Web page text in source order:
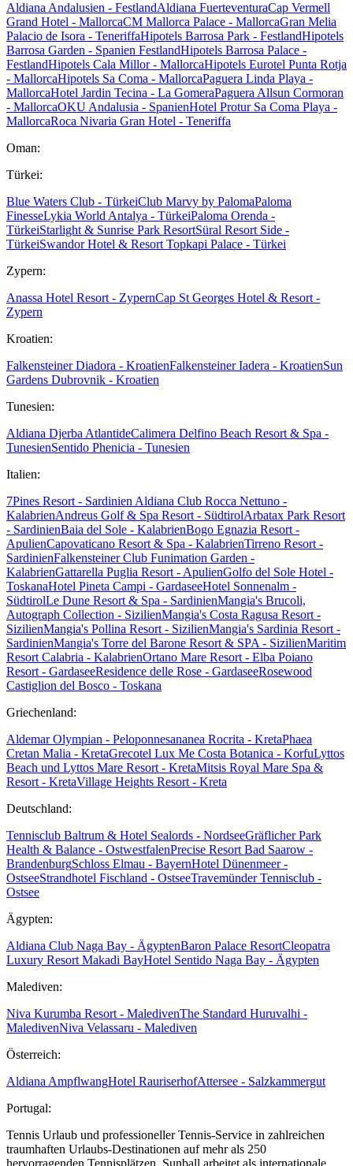
Aldiana Andalusien - FestlandAldiana FuerteventuraCap Vermell
Grand Hotel - MallorcaCM Mallorca Palace - MallorcaGran Melia
Palacio de Isora - TeneriffaHipotels Barrosa Park - FestlandHipotels
Barrosa Garden - Spanien FestlandHipotels Barrosa Palace -
FestlandHipotels Cala Millor - MallorcaHipotels Eurotel Punta Rotja
- MallorcaHipotels Sa Coma - MallorcaPaguera Linda Playa -
MallorcaHotel Jardin Tecina - La GomeraPaguera Allsun Cormoran
- MallorcaOKU Andalusia - SpanienHotel Protur Sa Coma Playa -
MallorcaRoca Nivaria Gran Hotel - Teneriffa
Oman:
Türkei:
Blue Waters Club - TürkeiClub Marvy by PalomaPaloma
FinesseLykia World Antalya - TürkeiPaloma Orenda -
TürkeiStarlight & Sunrise Park ResortSüral Resort Side -
TürkeiSwandor Hotel & Resort Topkapi Palace - Türkei
Zypern:
Anassa Hotel Resort - ZypernCap St Georges Hotel & Resort -
Zypern
Kroatien:
Falkensteiner Diadora - KroatienFalkensteiner Iadera - KroatienSun
Gardens Dubrovnik - Kroatien
Tunesien:
Aldiana Djerba AtlantideCalimera Delfino Beach Resort & Spa -
TunesienSentido Phenicia - Tunesien
Italien:
7Pines Resort - Sardinien Aldiana Club Rocca Nettuno -
KalabrienAndreus Golf & Spa Resort - SüdtirolArbatax Park Resort
- SardinienBaia del Sole - KalabrienBogo Egnazia Resort -
ApulienCapovaticano Resort & Spa - KalabrienTirreno Resort -
SardinienFalkensteiner Club Funimation Garden -
KalabrienGattarella Puglia Resort - ApulienGolfo del Sole Hotel -
ToskanaHotel Pineta Campi - GardaseeHotel Sonnenalm -
SüdtirolLe Dune Resort & Spa - SardinienMangia's Brucoli,
Autograph Collection - SizilienMangia's Costa Ragusa Resort -
SizilienMangia's Pollina Resort - SizilienMangia's Sardinia Resort -
SardinienMangia's Torre del Barone Resort & SPA - SizilienMaritim
Resort Calabria - KalabrienOrtano Mare Resort - Elba Poiano
Resort - GardaseeResidence delle Rose - GardaseeRosewood
Castiglion del Bosco - Toskana
Griechenland:
Aldemar Olympian - Peloponnesananea Rocrita - KretaPhaea
Cretan Malia - KretaGrecotel Lux Me Costa Botanica - KorfuLyttos
Beach und Lyttos Mare Resort - KretaMitsis Royal Mare Spa &
Resort - KretaVillage Heights Resort - Kreta
Deutschland:
Tennisclub Baltrum & Hotel Sealords - NordseeGräflicher Park
Health & Balance - OstwestfalenPrecise Resort Bad Saarow -
BrandenburgSchloss Elmau - BayernHotel Dünenmeer -
OstseeStrandhotel Fischland - OstseeTravemünder Tennisclub -
Ostsee
Ägypten:
Aldiana Club Naga Bay - ÄgyptenBaron Palace ResortCleopatra
Luxury Resort Makadi BayHotel Sentido Naga Bay - Ägypten
Malediven:
Niva Kurumba Resort - MaledivenThe Standard Huruvalhi -
MaledivenNiva Velassaru - Malediven
Österreich:
Aldiana AmpflwangHotel RauriserhofAttersee - Salzkammergut
Portugal:
Tennis Urlaub und professioneller Tennis-Service in zahlreichen
traumhaften Urlaubs-Destinationen auf mehr als 250